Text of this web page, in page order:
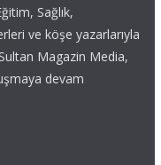
Sağlık,
ve köşe yazarlarıyla
Magazin Media,
devam